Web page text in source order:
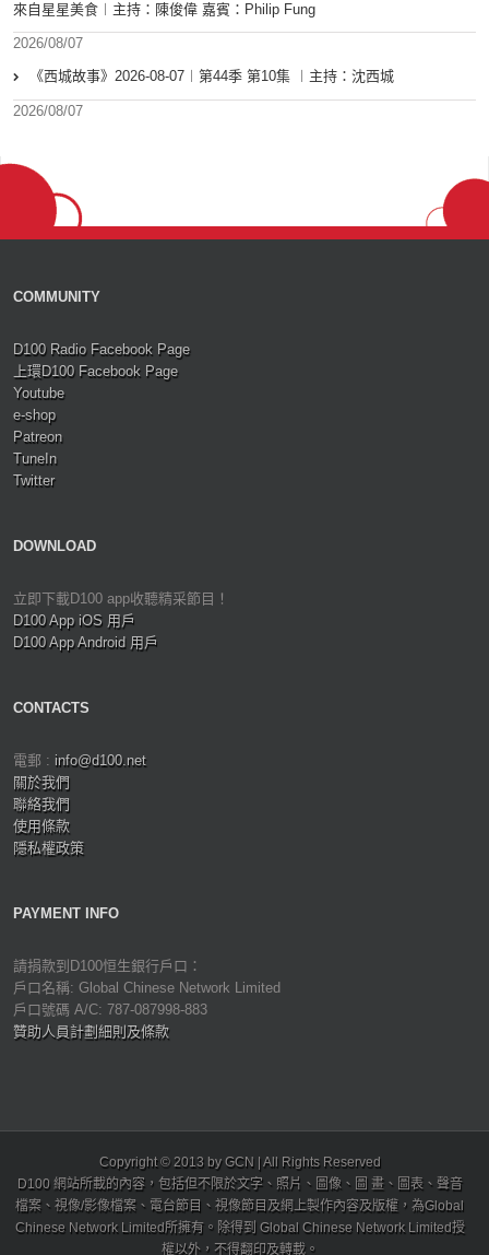
來自星星美食︱主持：陳俊偉 嘉賓：Philip Fung
2026/08/07
《西城故事》2026-08-07︱第44季 第10集 ︱主持：沈西城
2026/08/07
COMMUNITY
D100 Radio Facebook Page
上環D100 Facebook Page
Youtube
e-shop
Patreon
TuneIn
Twitter
DOWNLOAD
立即下載D100 app收聽精采節目！
D100 App iOS 用戶
D100 App Android 用戶
CONTACTS
電郵 : info@d100.net
關於我們
聯絡我們
使用條款
隱私權政策
PAYMENT INFO
請捐款到D100恒生銀行戶口：
戶口名稱: Global Chinese Network Limited
戶口號碼 A/C: 787-087998-883
贊助人員計劃細則及條款
Copyright © 2013 by GCN | All Rights Reserved
D100 網站所載的內容，包括但不限於文字、照片、圖像、圖 畫、圖表、聲音
檔案、視像/影像檔案、電台節目、視像節目及網上製作內容及版權，為Global
Chinese Network Limited所擁有。除得到 Global Chinese Network Limited授
權以外，不得翻印及轉載。